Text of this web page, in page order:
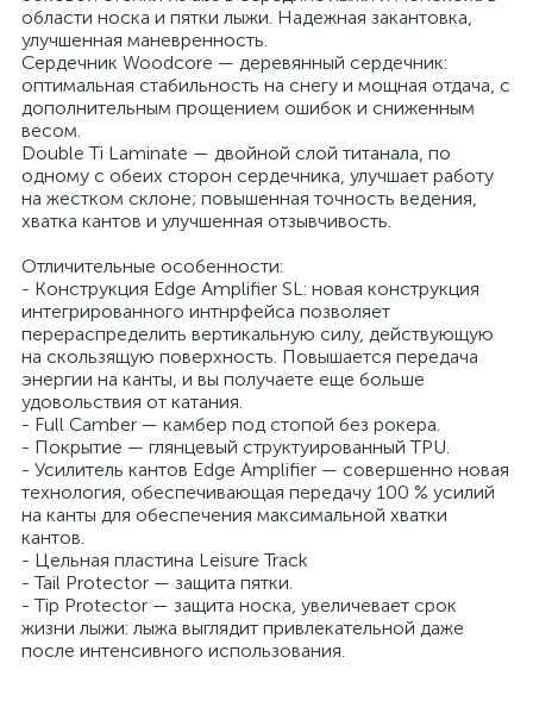
области носка и пятки лыжи. Надежная закантовка,
улучшенная маневренность.
Cердечник Woodcore — деревянный сердечник:
оптимальная стабильность на снегу и мощная отдача, с
дополнительным прощением ошибок и сниженным
весом.
Double Ti Laminate — двойной слой титанала, по
одному с обеих сторон сердечника, улучшает работу
на жестком склоне; повышенная точность ведения,
хватка кантов и улучшенная отзывчивость.
Отличительные особенности:
- Конструкция Edge Amplifier SL: новая конструкция
интегрированного интнрфейса позволяет
перераспределить вертикальную силу, действующую
на скользящую поверхность. Повышается передача
энергии на канты, и вы получаете еще больше
удовольствия от катания.
- Full Camber — камбер под стопой без рокера.
- Покрытие — глянцевый структуированный TPU.
- Усилитель кантов Edge Amplifier — совершенно новая
технология, обеспечивающая передачу 100 % усилий
на канты для обеспечения максимальной хватки
кантов.
- Цельная пластина Leisure Track
- Tail Protector — защита пятки.
- Tip Protector — защита носка, увеличевает срок
жизни лыжи: лыжа выглядит привлекательной даже
после интенсивного использования.